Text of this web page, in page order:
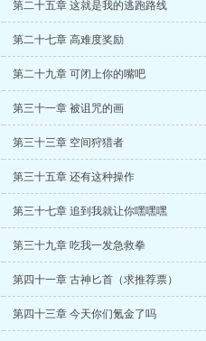
第二十五章 这就是我的逃跑路线
第二十七章 高难度奖励
第二十九章 可闭上你的嘴吧
第三十一章 被诅咒的画
第三十三章 空间狩猎者
第三十五章 还有这种操作
第三十七章 追到我就让你嘿嘿嘿
第三十九章 吃我一发急救拳
第四十一章 古神匕首（求推荐票）
第四十三章 今天你们氪金了吗